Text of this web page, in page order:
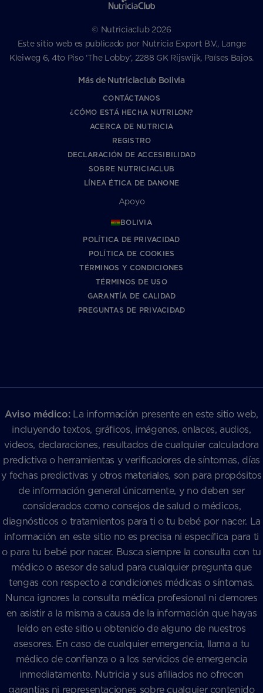
© Nutriciaclub 2026
Este sitio web es publicado por Nutricia Export B.V., Lange
Kleiweg 6, 4to Piso ‘The Lobby’, 2288 GK Rijswijk, Países Bajos.
Más de Nutriciaclub Bolivia
CONTÁCTANOS
¿CÓMO ESTÁ HECHA NUTRILON?
ACERCA DE NUTRICIA
REGISTRO
DECLARACIÓN DE ACCESIBILIDAD
SOBRE NUTRICIACLUB
LÍNEA ÉTICA DE DANONE
Apoyo
BOLIVIA
POLÍTICA DE PRIVACIDAD
POLÍTICA DE COOKIES
TÉRMINOS Y CONDICIONES
TÉRMINOS DE USO
GARANTÍA DE CALIDAD
PREGUNTAS DE PRIVACIDAD
Aviso médico:La información presente en este sitio web,
incluyendo textos, gráficos, imágenes, enlaces, audios,
videos, declaraciones, resultados de cualquier calculadora
predictiva o herramientas y verificadores de síntomas, días
y fechas predictivas y otros materiales, son para propósitos
de información general únicamente, y no deben ser
considerados como consejos de salud o médicos,
diagnósticos o tratamientos para ti o tu bebé por nacer. La
información en este sitio no es precisa ni específica para ti
o para tu bebé por nacer. Busca siempre la consulta con tu
médico o asesor de salud para cualquier pregunta que
tengas con respecto a condiciones médicas o síntomas.
Nunca ignores la consulta médica profesional ni demores
en asistir a la misma a causa de la información que hayas
leído en este sitio u obtenido de alguno de nuestros
asesores. En caso de cualquier emergencia, llama a tu
médico de confianza o a los servicios de emergencia
inmediatamente. Nutricia y sus afiliados no ofrecen
garantías ni representaciones sobre cualquier contenido